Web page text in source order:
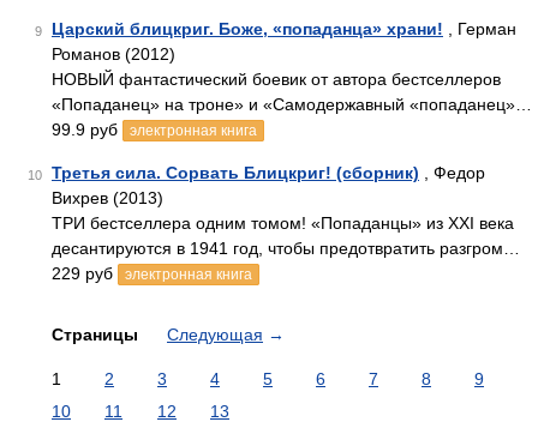
9 Царский блицкриг. Боже, «попаданца» храни! , Герман
Романов (2012)
НОВЫЙ фантастический боевик от автора бестселлеров
«Попаданец» на троне» и «Самодержавный «попаданец»…
99.9 руб
электронная книга
10 Третья сила. Сорвать Блицкриг! (сборник) , Федор
Вихрев (2013)
ТРИ бестселлера одним томом! «Попаданцы» из XXI века
десантируются в 1941 год, чтобы предотвратить разгром…
229 руб
электронная книга
Страницы Следующая →
1 2 3 4 5 6 7 8
9
10
11 12 13